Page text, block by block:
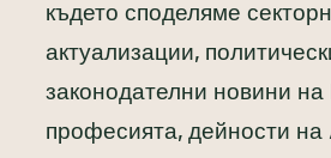
където споделяме
актуализации,
законодателни новини
професията, дейности на